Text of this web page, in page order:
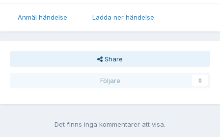
Anmäl händelse Ladda ner händelse
Share
Följare 0
Det finns inga kommentarer att visa.